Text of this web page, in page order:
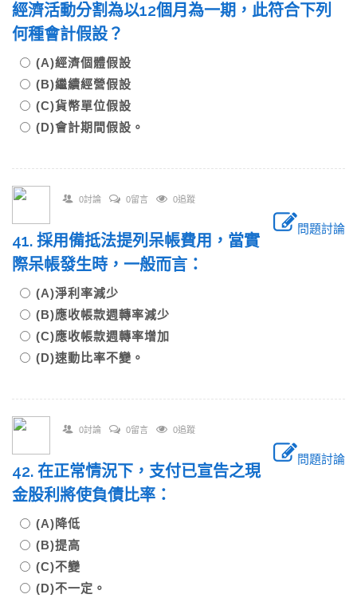
經濟活動分割為以12個月為一期，此符合下列
何種會計假設？
(A)經濟個體假設
(B)繼續經營假設
(C)貨幣單位假設
(D)會計期間假設。
0討論 0留言 0追蹤
問題討論
41. 採用備抵法提列呆帳費用，當實
際呆帳發生時，一般而言：
(A)淨利率減少
(B)應收帳款週轉率減少
(C)應收帳款週轉率增加
(D)速動比率不變。
0討論 0留言 0追蹤
問題討論
42. 在正常情況下，支付已宣告之現
金股利將使負債比率：
(A)降低
(B)提高
(C)不變
(D)不一定。